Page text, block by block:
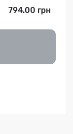
794.00 грн